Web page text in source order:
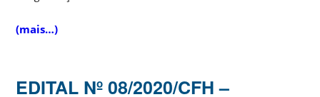
(mais…)
EDITAL Nº 08/2020/CFH –